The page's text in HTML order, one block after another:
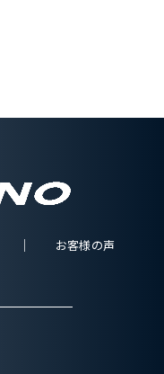
お客様の声